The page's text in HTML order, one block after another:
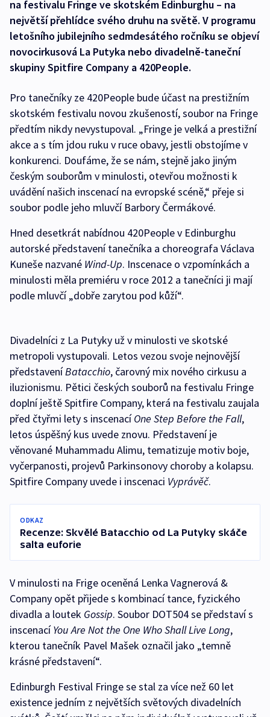
na festivalu Fringe ve skotském Edinburghu – na
největší přehlídce svého druhu na světě. V programu
letošního jubilejního sedmdesátého ročníku se objeví
novocirkusová La Putyka nebo divadelně-taneční
skupiny Spitfire Company a 420People.
Pro tanečníky ze 420People bude účast na prestižním
skotském festivalu novou zkušeností, soubor na Fringe
předtím nikdy nevystupoval. „Fringe je velká a prestižní
akce a s tím jdou ruku v ruce obavy, jestli obstojíme v
konkurenci. Doufáme, že se nám, stejně jako jiným
českým souborům v minulosti, otevřou možnosti k
uvádění našich inscenací na evropské scéně,“ přeje si
soubor podle jeho mluvčí Barbory Čermákové.
Hned desetkrát nabídnou 420People v Edinburghu
autorské představení tanečníka a choreografa Václava
Kuneše nazvané Wind-Up. Inscenace o vzpomínkách a
minulosti měla premiéru v roce 2012 a tanečníci ji mají
podle mluvčí „dobře zarytou pod kůží“.
Divadelníci z La Putyky už v minulosti ve skotské
metropoli vystupovali. Letos vezou svoje nejnovější
představeníBatacchio, čarovný mix nového cirkusu a
iluzionismu. Pětici českých souborů na festivalu Fringe
doplní ještě Spitfire Company, která na festivalu zaujala
před čtyřmi lety s inscenacíOne Step Before the Fall,
letos úspěšný kus uvede znovu. Představení je
věnované Muhammadu Alimu, tematizuje motiv boje,
vyčerpanosti, projevů Parkinsonovy choroby a kolapsu.
Spitfire Company uvede i inscenaci Vyprávěč.
ODKAZ
Recenze: Skvělé Batacchio od La Putyky skáče
salta euforie
V minulosti na Frige oceněná Lenka Vagnerová &
Company opět přijede s kombinací tance, fyzického
divadla a loutek Gossip. Soubor DOT504 se představí s
inscenacíYou Are Not the One Who Shall Live Long,
kterou tanečník Pavel Mašek označil jako „temně
krásné představení“.
Edinburgh Festival Fringe se stal za více než 60 let
existence jedním z největších světových divadelních